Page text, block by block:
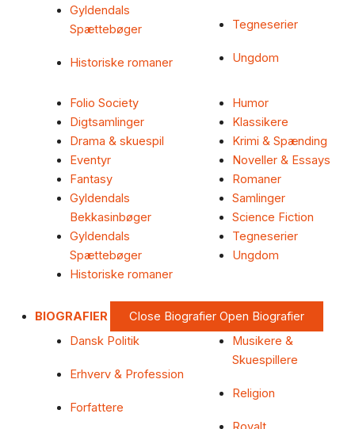
Gyldendals
Spættebøger
Historiske romaner
Tegneserier
Ungdom
Folio Society
Digtsamlinger
Drama & skuespil
Eventyr
Fantasy
Gyldendals
Bekkasinbøger
Gyldendals
Spættebøger
Historiske romaner
Humor
Klassikere
Krimi & Spænding
Noveller & Essays
Romaner
Samlinger
Science Fiction
Tegneserier
Ungdom
BIOGRAFIER Close Biografier Open Biografier
Dansk Politik
Erhverv & Profession
Forfattere
Musikere &
Skuespillere
Religion